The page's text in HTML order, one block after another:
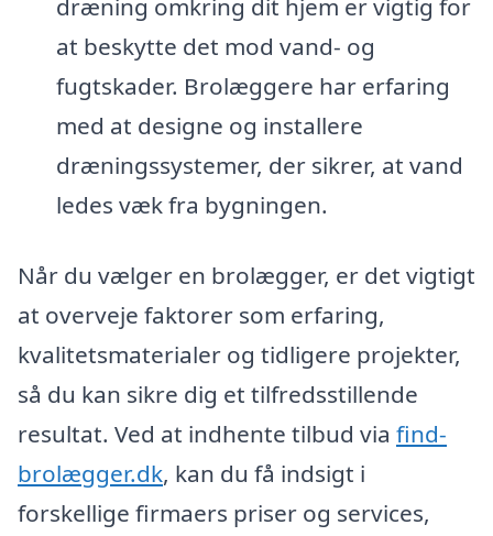
dræning omkring dit hjem er vigtig for
at beskytte det mod vand- og
fugtskader. Brolæggere har erfaring
med at designe og installere
dræningssystemer, der sikrer, at vand
ledes væk fra bygningen.
Når du vælger en brolægger, er det vigtigt
at overveje faktorer som erfaring,
kvalitetsmaterialer og tidligere projekter,
så du kan sikre dig et tilfredsstillende
resultat. Ved at indhente tilbud via find-
brolægger.dk, kan du få indsigt i
forskellige firmaers priser og services,